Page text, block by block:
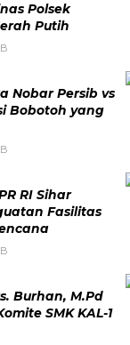
Polsek
Putih
Nobar Persib vs
Bobotoh yang
RI Sihar
Fasilitas
Burhan, M.Pd
SMK KAL-1